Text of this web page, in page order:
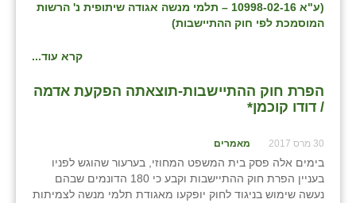
(ע"א 10998-02-16 – תלמי מנשה אגודה שיתופית נ' הרשות
המוסמכת לפי חוק ההתיישבות)
קרא עוד...
הפרת חוק ההתיישבות-תוצאתה הפקעת אדמה
/ דודו קוכמן*
30 מרס 2017 מאמרים
בימים אלה פסק בית המשפט המחוזי, בערעור שהוגש לפניו
בעניין הפרת חוק ההתיישבות וקבע כי 180 הדונמים שבהם
נעשה שימוש בניגוד לחוק יופקעו מאגודת תלמי מנשה לצמיתות